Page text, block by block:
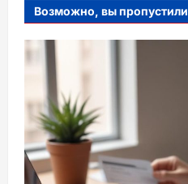
Возможно, вы пропустили